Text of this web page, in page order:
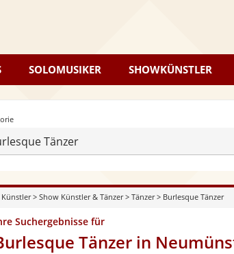
SOLOMUSIKER SHOWKÜNSTLER
Tänzer
> Show Künstler & Tänzer> Tänzer> Burlesque Tänzer
Suchergebnisse für
Tänzer in